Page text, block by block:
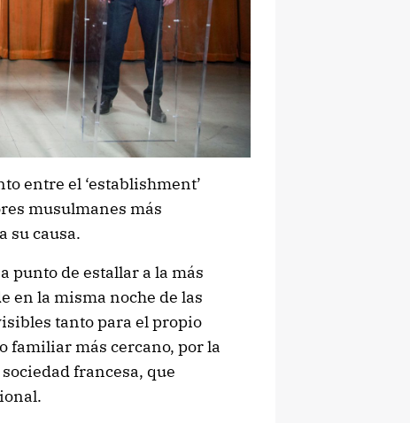
entre el ‘establishment’
musulmanes más
su causa.
punto de estallar a la más
en la misma noche de las
tanto para el propio
familiar más cercano, por la
francesa, que